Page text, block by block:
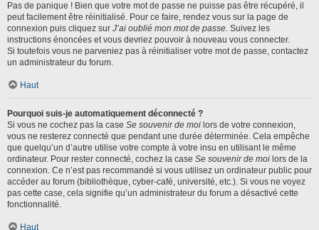
Pas de panique ! Bien que votre mot de passe ne puisse pas être récupéré, il
peut facilement être réinitialisé. Pour ce faire, rendez vous sur la page de
connexion puis cliquez sur J’ai oublié mon mot de passe. Suivez les
instructions énoncées et vous devriez pouvoir à nouveau vous connecter.
Si toutefois vous ne parveniez pas à réinitialiser votre mot de passe, contactez
un administrateur du forum.
Haut
Pourquoi suis-je automatiquement déconnecté ?
Si vous ne cochez pas la case Se souvenir de moi lors de votre connexion,
vous ne resterez connecté que pendant une durée déterminée. Cela empêche
que quelqu’un d’autre utilise votre compte à votre insu en utilisant le même
ordinateur. Pour rester connecté, cochez la case Se souvenir de moi lors de la
connexion. Ce n’est pas recommandé si vous utilisez un ordinateur public pour
accéder au forum (bibliothèque, cyber-café, université, etc.). Si vous ne voyez
pas cette case, cela signifie qu’un administrateur du forum a désactivé cette
fonctionnalité.
Haut